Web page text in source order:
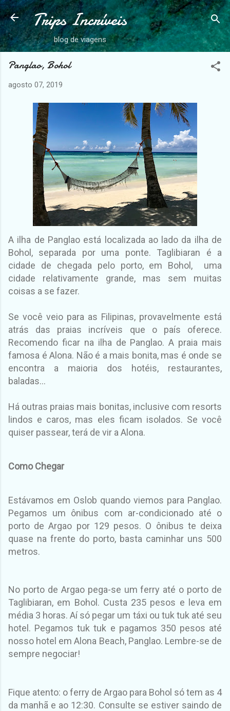
Pular para o conteúdo principal
Trips Incríveis
blog de viagens
Panglao, Bohol
agosto 07, 2019
A ilha de Panglao está localizada ao lado da ilha de
Bohol, separada por uma ponte. Taglibiaran é a
cidade de chegada pelo porto, em Bohol, uma
cidade relativamente grande, mas sem muitas
coisas a se fazer.
Se você veio para as Filipinas, provavelmente está
atrás das praias incríveis que o país oferece.
Recomendo ficar na ilha de Panglao. A praia mais
famosa é Alona. Não é a mais bonita, mas é onde se
encontra a maioria dos hotéis, restaurantes,
baladas...
Há outras praias mais bonitas, inclusive com resorts
lindos e caros, mas eles ficam isolados. Se você
quiser passear, terá de vir a Alona.
Como Chegar
Estávamos em Oslob quando viemos para Panglao.
Pegamos um ônibus com ar-condicionado até o
porto de Argao por 129 pesos. O ônibus te deixa
quase na frente do porto, basta caminhar uns 500
metros.
No porto de Argao pega-se um ferry até o porto de
Taglibiaran, em Bohol. Custa 235 pesos e leva em
média 3 horas. Aí só pegar um táxi ou tuk tuk até seu
hotel. Pegamos tuk tuk e pagamos 350 pesos até
nosso hotel em Alona Beach, Panglao. Lembre-se de
sempre negociar!
Fique atento: o ferry de Argao para Bohol só tem as 4
da manhã e ao 12:30. Consulte se estiver saindo de